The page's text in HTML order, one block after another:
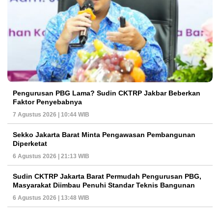
Pengurusan PBG Lama? Sudin CKTRP Jakbar Beberkan
Faktor Penyebabnya
7 Agustus 2026 | 10:44 WIB
Sekko Jakarta Barat Minta Pengawasan Pembangunan
Diperketat
6 Agustus 2026 | 21:13 WIB
Sudin CKTRP Jakarta Barat Permudah Pengurusan PBG,
Masyarakat Diimbau Penuhi Standar Teknis Bangunan
6 Agustus 2026 | 13:48 WIB